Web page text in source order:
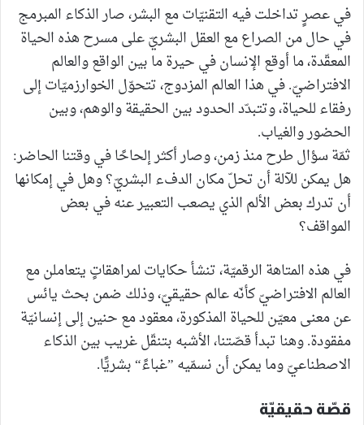
في عصرٍ تداخلت فيه التقنيّات مع البشر، صار الذكاء المبرمج
في حال من الصراع مع العقل البشريّ على مسرح هذه الحياة
المعقّدة، ما أوقع الإنسان في حيرة ما بين الواقع والعالم
الافتراضيّ. في هذا العالم المزدوج، تتحوّل الخوارزميّات إلى
رفقاء للحياة، وتتبدّد الحدود بين الحقيقة والوهم، وبين
الحضور والغياب.
ثمّة سؤال طرح منذ زمن، وصار أكثر إلحاحًا في وقتنا الحاضر:
هل يمكن للآلة أن تحلّ مكان الدفء البشريّ؟ وهل في إمكانها
أن تدرك بعض الألم الذي يصعب التعبير عنه في بعض
المواقف؟
في هذه المتاهة الرقميّة، تنشأ حكايات لمراهقاتٍ يتعاملن مع
العالم الافتراضيّ كأنّه عالم حقيقيّ، وذلك ضمن بحث يائس
عن معنى معيّن للحياة المذكورة، معقود مع حنين إلى إنسانيّة
مفقودة. وهنا تبدأ قصّتنا، الأشبه بتنقّل غريب بين الذكاء
الاصطناعيّ وما يمكن أن نسمّيه ”غباءً“ بشريًّا.
قصّة حقيقيّة